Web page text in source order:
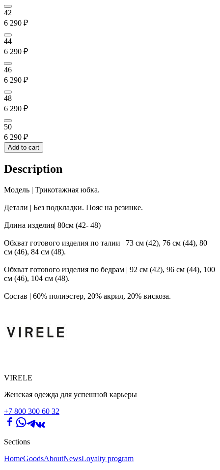
42
6 290 ₽
44
6 290 ₽
46
6 290 ₽
48
6 290 ₽
50
6 290 ₽
Add to cart
Description
Модель | Трикотажная юбка.
Детали | Без подкладки. Пояс на резинке.
Длина изделия| 80см (42- 48)
Обхват готового изделия по талии | 73 см (42), 76 см (44), 80
см (46), 84 см (48).
Обхват готового изделия по бедрам | 92 см (42), 96 см (44), 100
см (46), 104 см (48).
Состав | 60% полиэстер, 20% акрил, 20% вискоза.
VIRELE
Женская одежда для успешной карьеры
+7 800 300 60 32
Sections
HomeGoodsAboutNewsLoyalty program